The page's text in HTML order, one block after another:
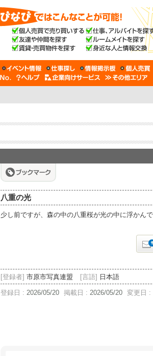
八重の光
少し前ですが、森の中の八重桜が光の中に浮かんで
[登録者] 市原市写真連盟 [言語] 日本語
登録日 : 2026/05/20 掲載日 : 2026/05/20 変更日 :